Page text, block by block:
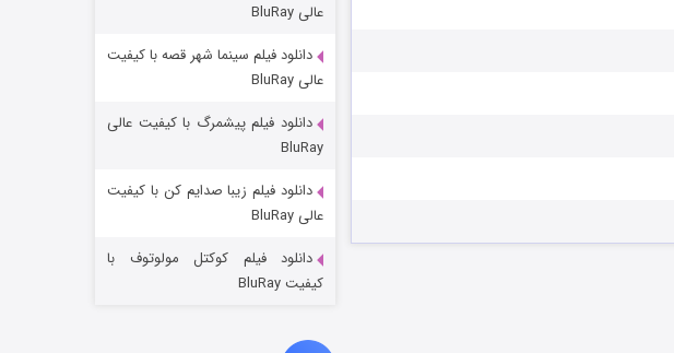
جادوگری در مغولستان
عالی BluRay
دانلود فیلم سینما شهر قصه با کیفیت
عالی BluRay
دانلود فیلم پیشمرگ با کیفیت عالی
BluRay
دانلود فیلم زیبا صدایم کن با کیفیت
عالی BluRay
دانلود فیلم کوکتل مولوتوف با
کیفیت BluRay